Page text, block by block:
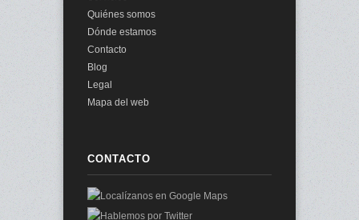
Quiénes somos
Dónde estamos
Contacto
Blog
Legal
Mapa del web
CONTACTO